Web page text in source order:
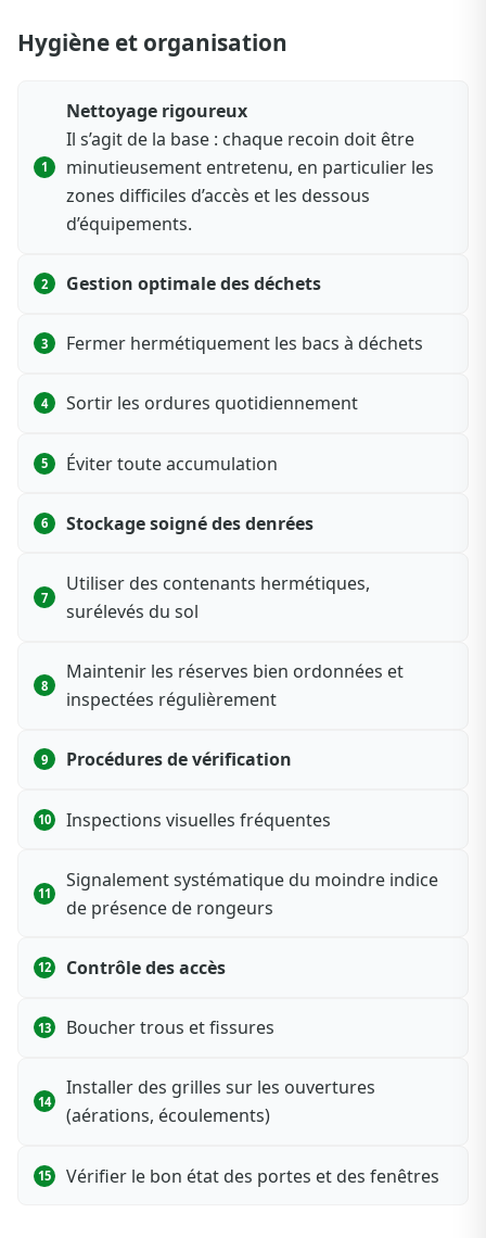
Hygiène et organisation
Nettoyage rigoureux
Il s’agit de la base : chaque recoin doit être
minutieusement entretenu, en particulier les
zones difficiles d’accès et les dessous
d’équipements.
Gestion optimale des déchets
Fermer hermétiquement les bacs à déchets
Sortir les ordures quotidiennement
Éviter toute accumulation
Stockage soigné des denrées
Utiliser des contenants hermétiques,
surélevés du sol
Maintenir les réserves bien ordonnées et
inspectées régulièrement
Procédures de vérification
Inspections visuelles fréquentes
Signalement systématique du moindre indice
de présence de rongeurs
Contrôle des accès
Boucher trous et fissures
Installer des grilles sur les ouvertures
(aérations, écoulements)
Vérifier le bon état des portes et des fenêtres